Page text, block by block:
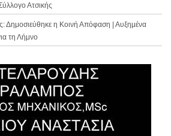
Ατσικής
Δημοσιεύθηκε η Κοινή Απόφαση | Αυξημένα
τη Λήμνο